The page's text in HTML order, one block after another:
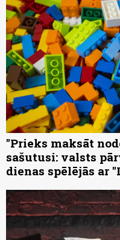
"Prieks maksāt
sašutusi: valsts
dienas spēlējās ar